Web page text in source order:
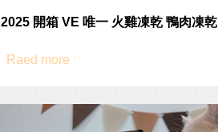
2025 開箱 VE 唯一 火雞凍乾 鴨肉凍乾
Raed more